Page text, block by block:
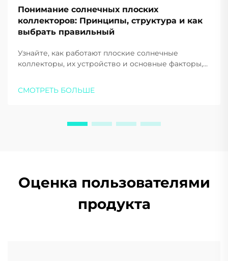
Понимание солнечных плоских
коллекторов: Принципы, структура и как
выбрать правильный
Узнайте, как работают плоские солнечные
коллекторы, их устройство и основные факторы,
экономию — загрузите наш бесплатный
СМОТРЕТЬ БОЛЬШЕ
Оценка пользователями
продукта